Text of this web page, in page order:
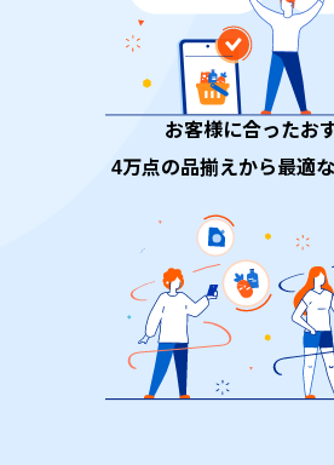
お客様に合ったお
4万点の品揃えから最適